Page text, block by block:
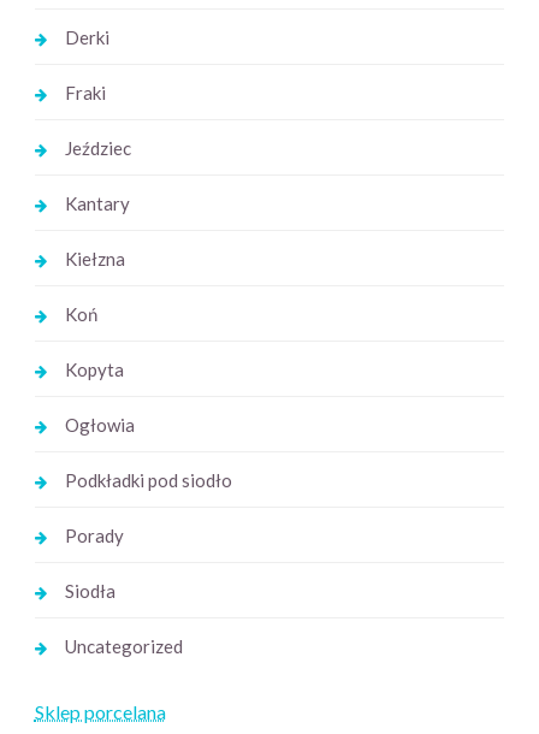
Derki
Fraki
Jeździec
Kantary
Kiełzna
Koń
Kopyta
Ogłowia
Podkładki pod siodło
Porady
Siodła
Uncategorized
Sklep porcelana